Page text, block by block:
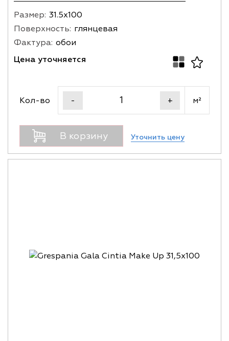
Размер: 31.5х100
Поверхность: глянцевая
Фактура: обои
Цена уточняется
Кол-во - + м²
В корзину Уточнить цену